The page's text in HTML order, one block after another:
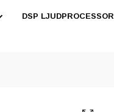
DSP LJUDPROCESSOR